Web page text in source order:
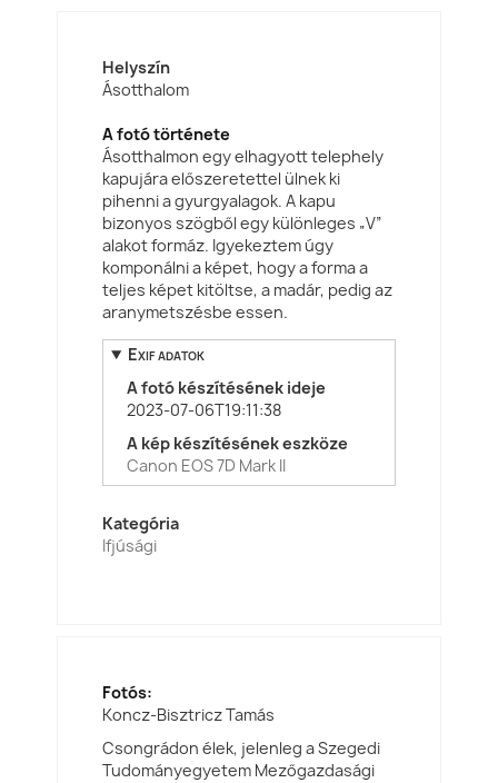
Helyszín
Ásotthalom
A fotó története
Ásotthalmon egy elhagyott telephely
kapujára előszeretettel ülnek ki
pihenni a gyurgyalagok. A kapu
bizonyos szögből egy különleges „V”
alakot formáz. Igyekeztem úgy
komponálni a képet, hogy a forma a
teljes képet kitöltse, a madár, pedig az
aranymetszésbe essen.
Exif adatok
A fotó készítésének ideje
2023-07-06T19:11:38
A kép készítésének eszköze
Canon EOS 7D Mark II
Kategória
Ifjúsági
Fotós:
Koncz-Bisztricz Tamás
Csongrádon élek, jelenleg a Szegedi
Tudományegyetem Mezőgazdasági